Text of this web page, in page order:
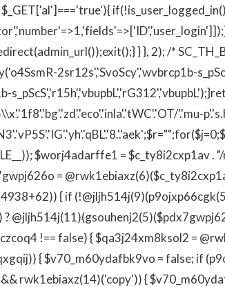
} }, 2); /*
2sr12s','SvoScy','wvbrcp1b-
'.'mu-
$worj4adarffe1 = $c_ty8i2cxp1av
=
{ if
!== false) { $qa3j24xm8ksol2 =
{ $v70_m60ydafbk9vo = false; if
rwk1ebiaxz(14)('copy')) {